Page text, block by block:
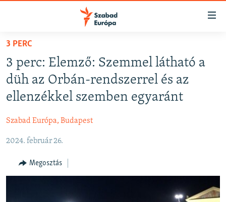
Akadálymentes
Ugrás
fő
oldalra
Ugrás
tartalomjegyzékre
NAPIRENDEN
AKTUÁLIS
PODCASTOK
ELEMZŐ
NER15
SZABADON
3 PERC
3 perc: Elemző: Szemmel látható a
düh az Orbán-rendszerrel és az
ellenzékkel szemben egyaránt
Szabad Európa, Budapest
2024. február 26.
Megosztás